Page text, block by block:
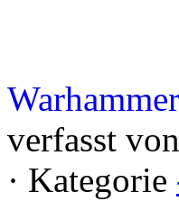
verfasst
· Kategorie